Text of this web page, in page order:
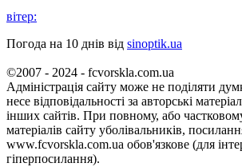
вітер:
Погода на 10 днів від sinoptik.ua
©2007 - 2024 - fcvorskla.com.ua
Адміністрація сайту може не поділяти
несе відповідальності за авторські
інших сайтів. При повному, або
матеріалів сайту уболівальників,
www.fcvorskla.com.ua обов'язкове (для
гіперпосилання).